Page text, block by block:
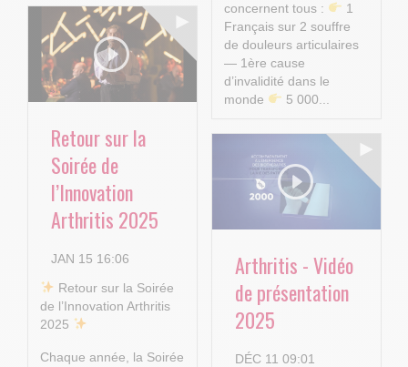
concernent tous :
1
Français sur 2 souffre
de douleurs articulaires
— 1ère cause
d’invalidité dans le
monde
5 000...
Retour sur la
Soirée de
l’Innovation
Arthritis 2025
JAN 15 16:06
​ Retour sur la Soirée
de l’Innovation Arthritis
2025
Chaque année, la Soirée
Arthritis - Vidéo
de présentation
2025
DÉC 11 09:01